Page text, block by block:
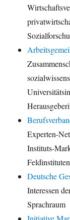
Experten-
Instituts-
Deutsche
Interessen
Sprachraum